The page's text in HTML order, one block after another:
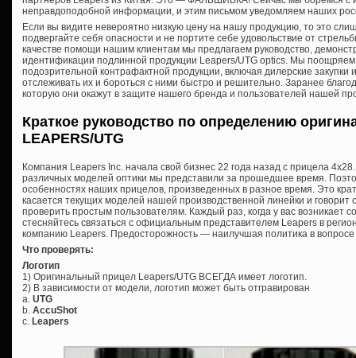
неправдоподобной информации, и этим письмом уведомляем наших
Если вы видите невероятно низкую цену на нашу продукцию, то это
подвергайте себя опасности и не портите себе удовольствие от
качестве помощи нашим клиентам мы предлагаем руководство,
идентификации подлинной продукции Leapers/UTG optics. Мы
подозрительной контрафактной продукции, включая дилерские
отслеживать их и бороться с ними быстро и решительно. Заранее
которую они окажут в защите нашего бренда и пользователей нашей
Краткое руководство по определению
LEAPERS/UTG
Компания Leapers Inc. начала свой бизнес 22 года назад с прицела 4х28.
различных моделей оптики мы представили за прошедшее время.
особенностях наших прицелов, произведенных в разное время. Это
касается текущих моделей нашей производственной линейки и говорит
проверить простым пользователям. Каждый раз, когда у вас возникает
стесняйтесь связаться с официальным представителем Leapers в
компанию Leapers. Предосторожность — наилучшая политика в
Что проверять:
Логотип
1) Оригинальный прицел Leapers/UTG ВСЕГДА имеет логотип.
2) В зависимости от модели, логотип может быть отгравирован
а. UTG
b. AccuShot
c. Leapers